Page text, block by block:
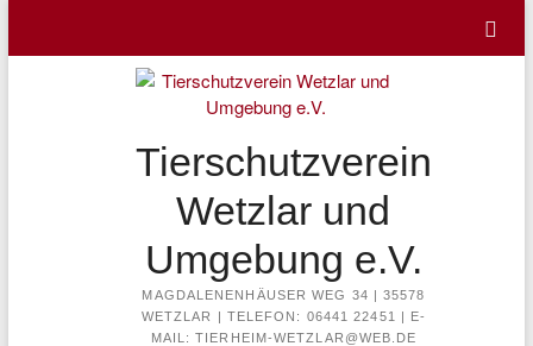
content
Tierschutzverein
Wetzlar und
Umgebung e.V.
MAGDALENENHÄUSER WEG 34 | 35578
WETZLAR | TELEFON: 06441 22451 | E-
MAIL: TIERHEIM-WETZLAR@WEB.DE